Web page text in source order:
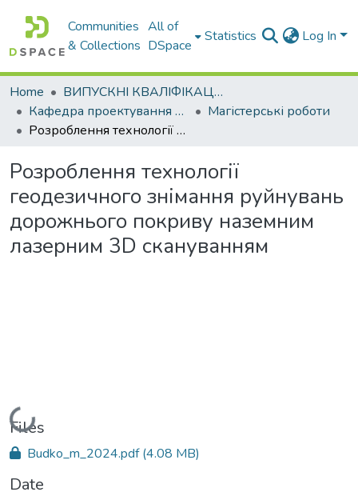
Communities
& Collections
All of
DSpace
Statistics Log In
Home
ВИПУСКНІ КВАЛІФІКАЦІЙНІ РОБОТИ
Кафедра проектування доріг, геодезії і землеустрою
Магістерські роботи
Розроблення технології геодезичного знімання руйнувань дорожнього покриву наземним лазерним 3D скануванням
Розроблення технології
геодезичного знімання руйнувань
дорожнього покриву наземним
лазерним 3D скануванням
Loading...
Files
Budko_m_2024.pdf(4.08 MB)
Date